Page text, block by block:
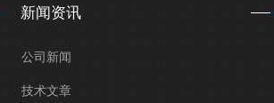
新闻资讯
公司新闻
技术文章